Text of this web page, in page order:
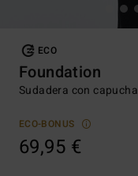
ECO
Foundation
Sudadera con
ECO-BONUS
69,95 €